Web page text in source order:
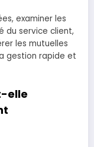
examiner les
du service client,
les mutuelles
gestion rapide et
elle